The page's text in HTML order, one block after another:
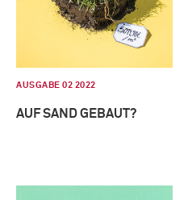
AUSGABE 02 2022
AUF SAND GEBAUT?